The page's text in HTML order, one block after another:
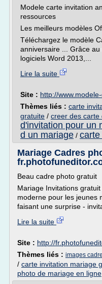
Modele carte invitation
ressources
Les meilleurs modèles
Téléchargez le modèle
anniversaire ... Grâce
logiciels Word 2013,...
Lire la suite
Site : http://
Thèmes liés : carte
gratuite / creer des carte
d'invitation pour un
d un mariage / carte
Mariage Cadres
Beau cadre photo gratuit
Mariage Invitations
moderne pour les jeunes
faisant une surprise -
Lire la suite
Site : http://
Thèmes liés : images
/ carte invitation mariage
photo de mariage en ligne